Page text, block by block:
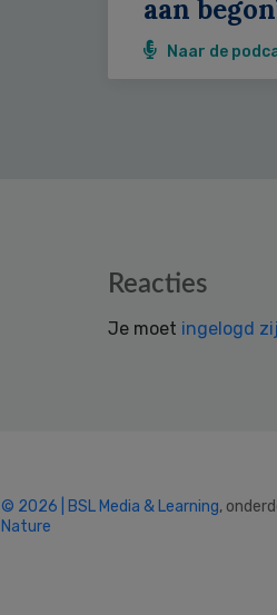
aan
Naar de
Reacties
Je moet ingelogd
© 2026 | BSL Media & Learning,
Nature